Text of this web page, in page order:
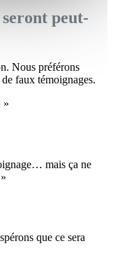
peut-
Nous préférons
faux témoignages.
»
mais ça ne
que ce sera